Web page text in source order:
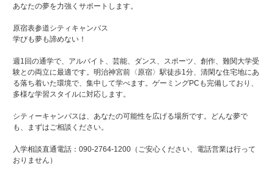
あなたの夢を力強くサポートします。
原宿表参道シティキャンパス
学びも夢も諦めない！
週1回の通学で、アルバイト、芸能、ダンス、スポーツ、創作、難関大学受
験との両立に最適です。明治神宮前〈原宿〉駅徒歩1分、清閑な住宅地にあ
る落ち着いた環境で、集中して学べます。ゲーミングPCも完備しており、
多様な学習スタイルに対応します。
シティーキャンパスは、あなたの可能性を広げる場所です。どんな夢で
も、まずはご相談ください。
入学相談直通電話：090-2764-1200（ご安心ください、電話営業は行って
おりません）